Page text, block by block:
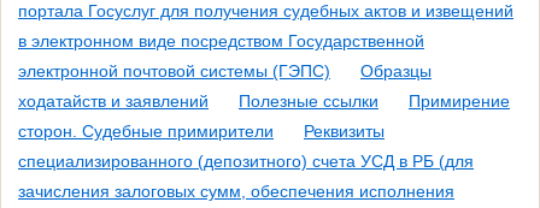
портала Госуслуг для получения судебных актов и извещений
в электронном виде посредством Государственной
электронной почтовой системы (ГЭПС)
Образцы
ходатайств и заявлений
Полезные ссылки
Примирение
сторон. Судебные примирители
Реквизиты
специализированного (депозитного) счета УСД в РБ (для
зачисления залоговых сумм, обеспечения исполнения